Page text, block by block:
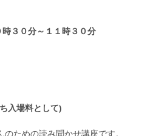
３０分～１１時３０分
入場料として)
ための読み聞かせ講座です。